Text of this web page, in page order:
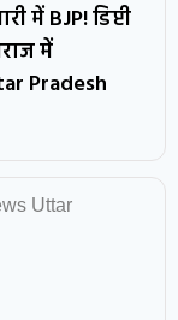
में BJP! डिप्टी
में
Pradesh